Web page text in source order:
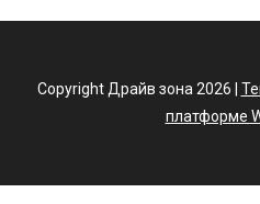
Copyright Драйв зона 2026 |
платформе